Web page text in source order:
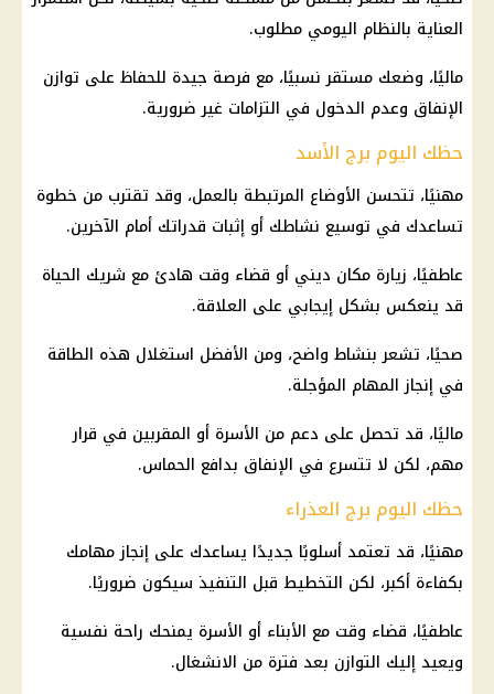
العناية بالنظام اليومي مطلوب.
ماليًا، وضعك مستقر نسبيًا، مع فرصة جيدة للحفاظ على توازن
الإنفاق وعدم الدخول في التزامات غير ضرورية.
حظك اليوم برج الأسد
مهنيًا، تتحسن الأوضاع المرتبطة بالعمل، وقد تقترب من خطوة
تساعدك في توسيع نشاطك أو إثبات قدراتك أمام الآخرين.
عاطفيًا، زيارة مكان ديني أو قضاء وقت هادئ مع شريك الحياة
قد ينعكس بشكل إيجابي على العلاقة.
صحيًا، تشعر بنشاط واضح، ومن الأفضل استغلال هذه الطاقة
في إنجاز المهام المؤجلة.
ماليًا، قد تحصل على دعم من الأسرة أو المقربين في قرار
مهم، لكن لا تتسرع في الإنفاق بدافع الحماس.
حظك اليوم برج العذراء
مهنيًا، قد تعتمد أسلوبًا جديدًا يساعدك على إنجاز مهامك
بكفاءة أكبر، لكن التخطيط قبل التنفيذ سيكون ضروريًا.
عاطفيًا، قضاء وقت مع الأبناء أو الأسرة يمنحك راحة نفسية
ويعيد إليك التوازن بعد فترة من الانشغال.